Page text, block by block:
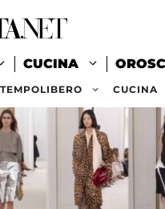
CUCINA
TEMPOLIBERO CUCINA